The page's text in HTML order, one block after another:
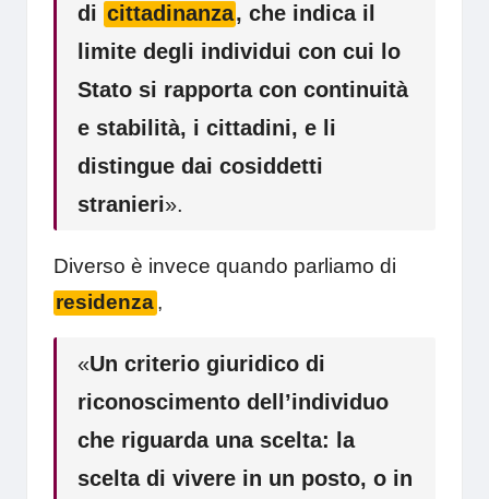
di cittadinanza, che indica il
limite degli individui con cui lo
Stato si rapporta con continuità
e stabilità, i cittadini, e li
distingue dai cosiddetti
stranieri».
Diverso è invece quando parliamo di
residenza,
«Un criterio giuridico di
riconoscimento dell’individuo
che riguarda una scelta: la
scelta di vivere in un posto, o in